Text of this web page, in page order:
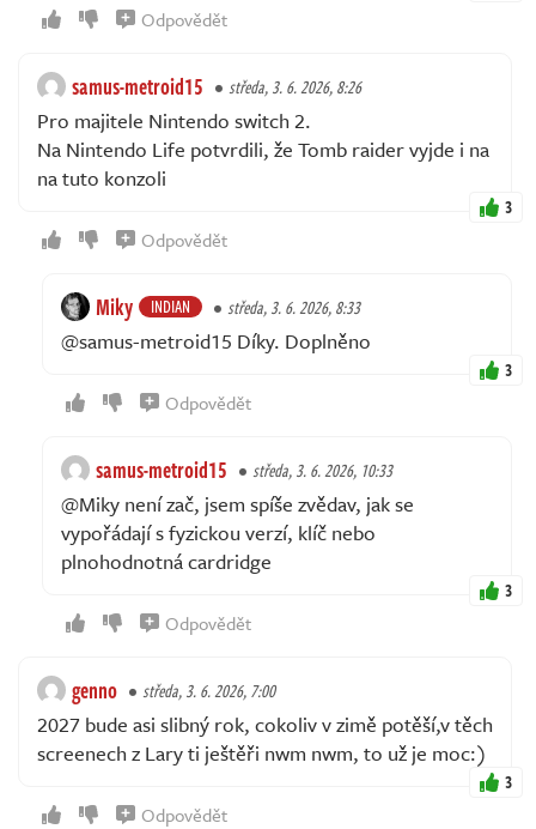
Odpovědět
samus-metroid15 středa, 3. 6. 2026, 8:26
Pro majitele Nintendo switch 2.
Na Nintendo Life potvrdili, že Tomb raider vyjde i na
na tuto konzoli
3
Odpovědět
Miky INDIAN středa, 3. 6. 2026, 8:33
@samus-metroid15 Díky. Doplněno
3
Odpovědět
samus-metroid15 středa, 3. 6. 2026, 10:33
@Miky není zač, jsem spíše zvědav, jak se
vypořádají s fyzickou verzí, klíč nebo
plnohodnotná cardridge
3
Odpovědět
genno středa, 3. 6. 2026, 7:00
2027 bude asi slibný rok, cokoliv v zimě potěší,v těch
screenech z Lary ti ještěři nwm nwm, to už je moc:)
3
Odpovědět